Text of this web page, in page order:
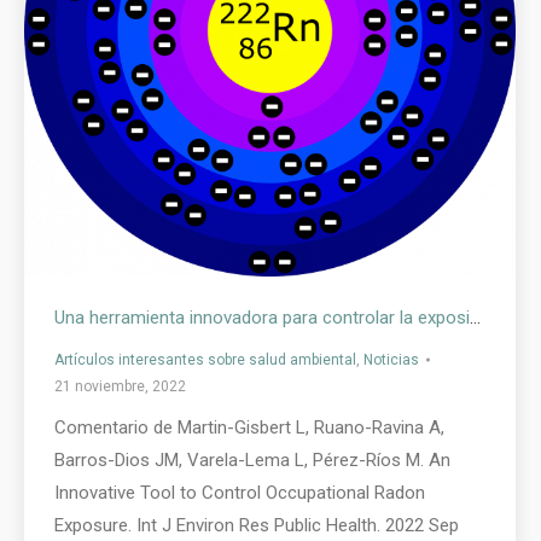
Una herramienta innovadora para controlar la exposición a gas radón en el trabajo
Artículos interesantes sobre salud ambiental , Noticias
21 noviembre, 2022
Comentario de Martin-Gisbert L, Ruano-Ravina A,
Barros-Dios JM, Varela-Lema L, Pérez-Ríos M. An
Innovative Tool to Control Occupational Radon
Exposure. Int J Environ Res Public Health. 2022 Sep